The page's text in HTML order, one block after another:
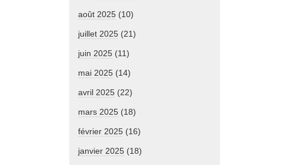
août 2025 (10)
juillet 2025 (21)
juin 2025 (11)
mai 2025 (14)
avril 2025 (22)
mars 2025 (18)
février 2025 (16)
janvier 2025 (18)